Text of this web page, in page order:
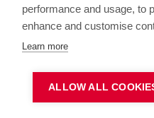
Sersa Rail Group
performance and usage, to
enhance and customise
Learn more
ALLOW ALL